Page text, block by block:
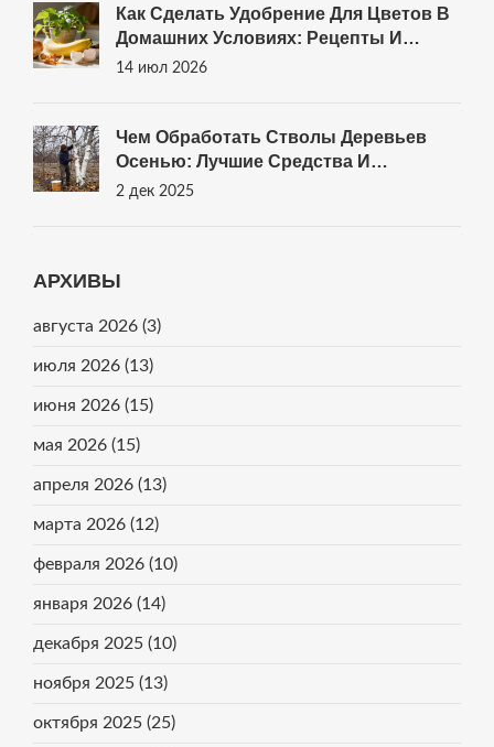
Как Сделать Удобрение Для Цветов В
Домашних Условиях: Рецепты И
Правила
14 июл 2026
Чем Обработать Стволы Деревьев
Осенью: Лучшие Средства И
Правильная Технология
2 дек 2025
АРХИВЫ
августа 2026 (3)
июля 2026 (13)
июня 2026 (15)
мая 2026 (15)
апреля 2026 (13)
марта 2026 (12)
февраля 2026 (10)
января 2026 (14)
декабря 2025 (10)
ноября 2025 (13)
октября 2025 (25)